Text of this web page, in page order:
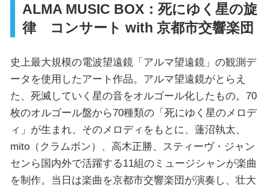
ALMA MUSIC BOX：死にゆく星の旋
律 コンサート with 京都市交響楽団
史上最大規模の電波望遠鏡「アルマ望遠鏡」の観測デ
ータを使用したアート作品。アルマ望遠鏡がとらえ
た、死滅していく星の音をオルゴール化したもの。70
枚のオルゴール盤から70種類の「死にゆく星のメロデ
ィ」が生まれ、そのメロディをもとに、蓮沼執太、
mito（クラムボン）、高木正勝、スティーヴ・ジャン
センら国内外で活躍する11組のミュージシャンが楽曲
を制作。当日は楽曲を京都市交響楽団が演奏し、壮大